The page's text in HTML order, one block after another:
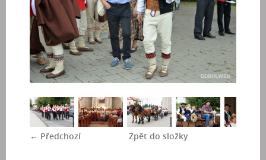
← Předchozí Zpět do složky